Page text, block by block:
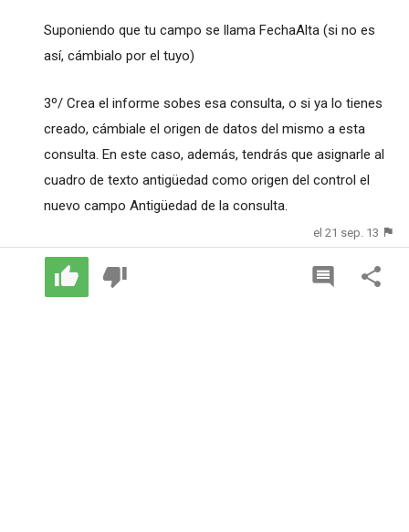
Suponiendo que tu campo se llama FechaAlta (si no es
así, cámbialo por el tuyo)
3º/ Crea el informe sobes esa consulta, o si ya lo tienes
creado, cámbiale el origen de datos del mismo a esta
consulta. En este caso, además, tendrás que asignarle al
cuadro de texto antigüedad como origen del control el
nuevo campo Antigüedad de la consulta.
el 21 sep. 13